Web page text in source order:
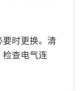
时更换。清
检查电气连